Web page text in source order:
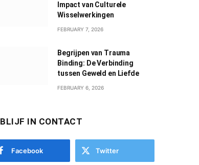
Impact van Culturele
Wisselwerkingen
FEBRUARY 7, 2026
Begrijpen van Trauma
Binding: De Verbinding
tussen Geweld en Liefde
FEBRUARY 6, 2026
BLIJF IN CONTACT
Facebook Twitter